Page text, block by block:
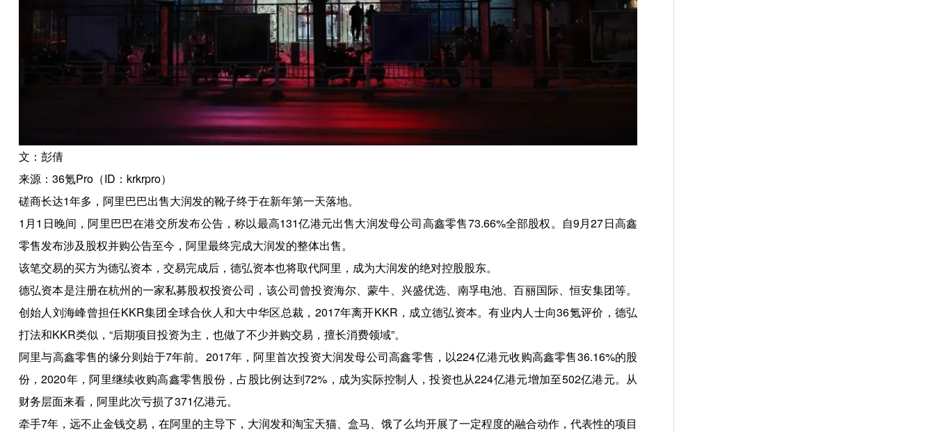
文：彭倩
来源：36氪Pro（ID：krkrpro）
磋商长达1年多，阿里巴巴出售大润发的靴子终于在新年第一天落地。
1月1日晚间，阿里巴巴在港交所发布公告，称以最高131亿港元出售大润发母公司高鑫零售73.66%全部股权。自9月27日高鑫
零售发布涉及股权并购公告至今，阿里最终完成大润发的整体出售。
该笔交易的买方为德弘资本，交易完成后，德弘资本也将取代阿里，成为大润发的绝对控股股东。
德弘资本是注册在杭州的一家私募股权投资公司，该公司曾投资海尔、蒙牛、兴盛优选、南孚电池、百丽国际、恒安集团等。
创始人刘海峰曾担任KKR集团全球合伙人和大中华区总裁，2017年离开KKR，成立德弘资本。有业内人士向36氪评价，德弘
打法和KKR类似，“后期项目投资为主，也做了不少并购交易，擅长消费领域”。
阿里与高鑫零售的缘分则始于7年前。2017年，阿里首次投资大润发母公司高鑫零售，以224亿港元收购高鑫零售36.16%的股
份，2020年，阿里继续收购高鑫零售股份，占股比例达到72%，成为实际控制人，投资也从224亿港元增加至502亿港元。从
财务层面来看，阿里此次亏损了371亿港元。
牵手7年，远不止金钱交易，在阿里的主导下，大润发和淘宝天猫、盒马、饿了么均开展了一定程度的融合动作，代表性的项目